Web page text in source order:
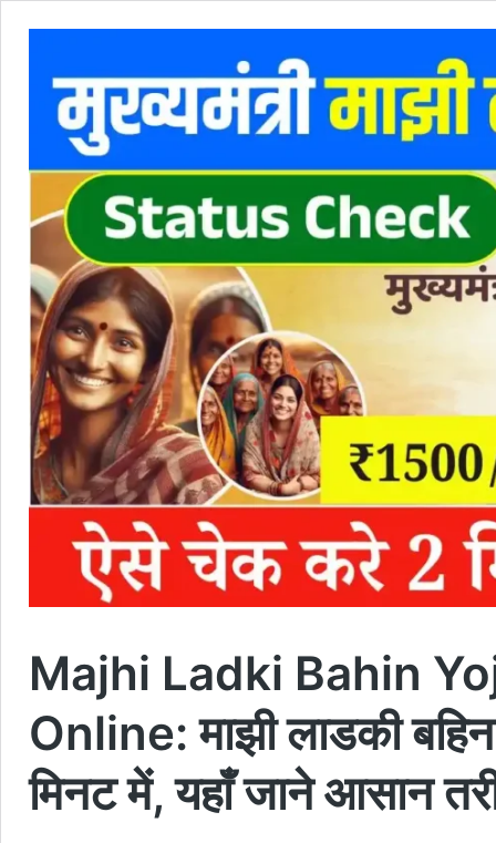
Majhi Ladki Bahin
Online: माझी लाडकी
मिनट में, यहाँ जाने आसान